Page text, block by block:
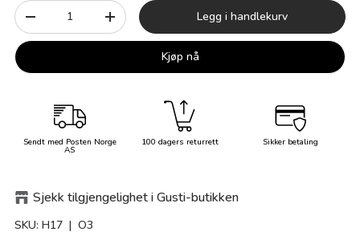
Antall
-
+ Legg i handlekurv
Kjøp nå
Sendt med Posten Norge
AS
100 dagers returrett Sikker betaling
Sjekk tilgjengelighet i Gusti-butikken
SKU: H17 | O3